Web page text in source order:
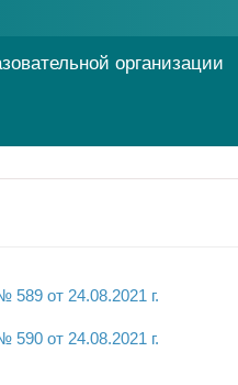
организации
589 от 24.08.2021 г.
590 от 24.08.2021 г.